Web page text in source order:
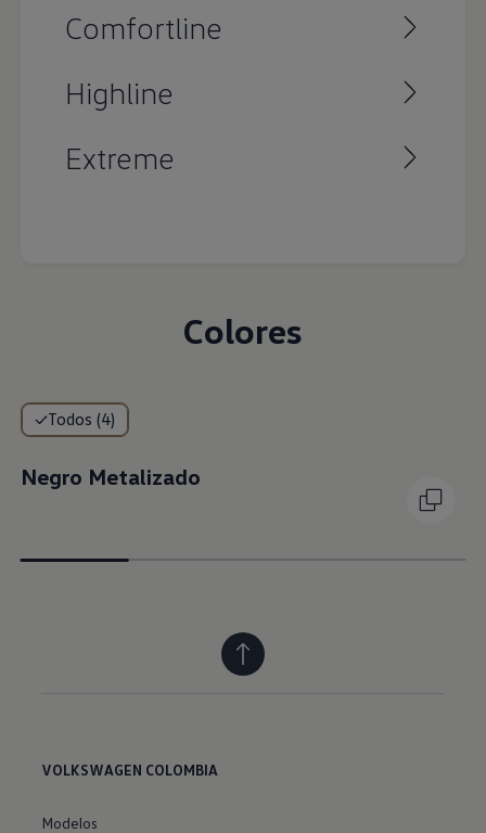
como en las plazas traseras
Comfortline
Highline
Extreme
Colores
Todos (4)
Negro Metalizado
VOLKSWAGEN COLOMBIA
Modelos